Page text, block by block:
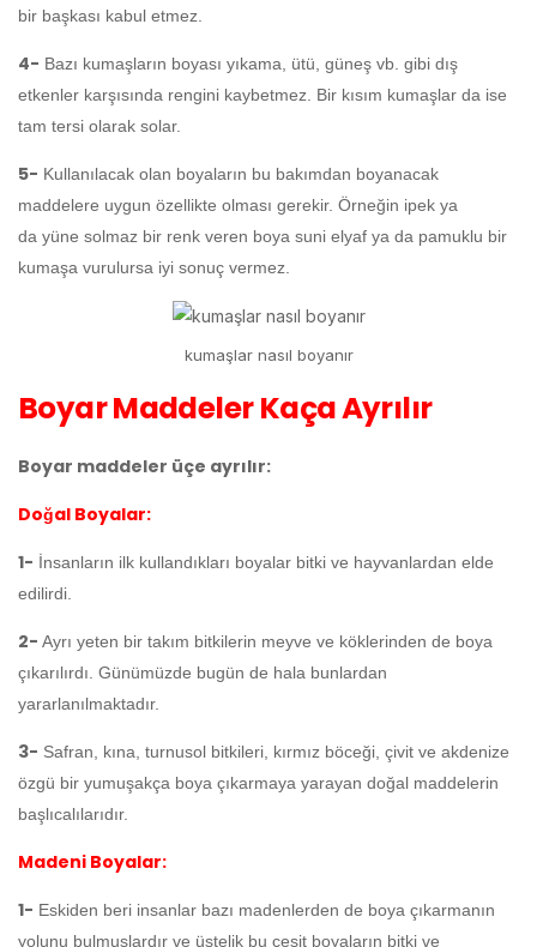
bir başkası kabul etmez.
4- Bazı kumaşların boyası yıkama, ütü, güneş vb. gibi dış
etkenler karşısında rengini kaybetmez. Bir kısım kumaşlar da ise
tam tersi olarak solar.
5- Kullanılacak olan boyaların bu bakımdan boyanacak
maddelere uygun özellikte olması gerekir. Örneğin ipek ya
da yüne solmaz bir renk veren boya suni elyaf ya da pamuklu bir
kumaşa vurulursa iyi sonuç vermez.
kumaşlar nasıl boyanır
Boyar Maddeler Kaça Ayrılır
Boyar maddeler üçe ayrılır:
Doğal Boyalar:
1- İnsanların ilk kullandıkları boyalar bitki ve hayvanlardan elde
edilirdi.
2- Ayrı yeten bir takım bitkilerin meyve ve köklerinden de boya
çıkarılırdı. Günümüzde bugün de hala bunlardan
yararlanılmaktadır.
3- Safran, kına, turnusol bitkileri, kırmız böceği, çivit ve akdenize
özgü bir yumuşakça boya çıkarmaya yarayan doğal maddelerin
başlıcalılarıdır.
Madeni Boyalar:
1- Eskiden beri insanlar bazı madenlerden de boya çıkarmanın
yolunu bulmuşlardır ve üstelik bu çeşit boyaların bitki ve